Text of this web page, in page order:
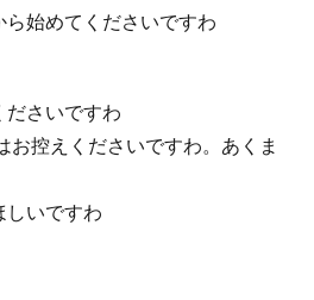
始めてくださいですわ
ださいですわ
控えくださいですわ。あくま
しいですわ